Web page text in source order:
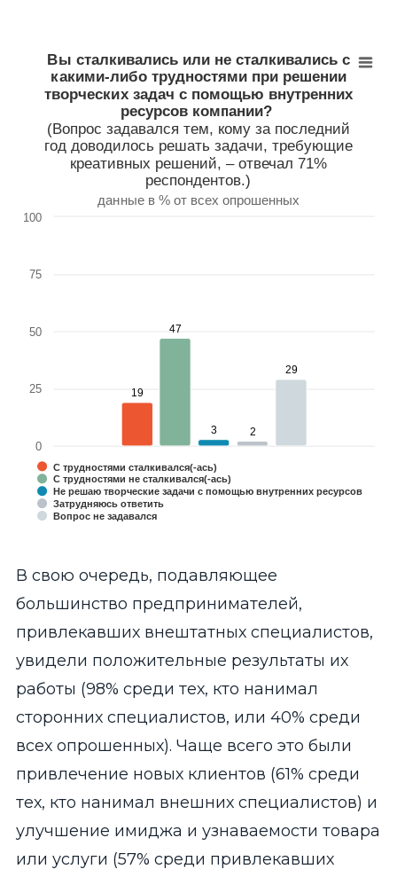
данные в % от всех опрошенных
View as data table, Вы сталкивались или не
The chart has 1 X axis displaying categories.
The chart has 1 Y axis displaying values. Range: 0 to 100.
Вы сталкивались или не сталкивались с
какими-либо трудностями при решении
творческих задач с помощью внутренних
ресурсов компании?
(Вопрос задавался тем, кому за последний
год доводилось решать задачи, требующие
креативных решений, – отвечал 71%
респондентов.)
данные в % от всех опрошенных
19
19
47
47
3
3 2
2
29
29
С трудностями сталкивался(-ась)
С трудностями не сталкивался(-ась)
Не решаю творческие задачи с помощью внутренних ресурсов
Затрудняюсь ответить
Вопрос не задавался
0
25
50
75
100
В свою очередь, подавляющее
большинство предпринимателей,
привлекавших внештатных специалистов,
увидели положительные результаты их
работы (98% среди тех, кто нанимал
сторонних специалистов, или 40% среди
всех опрошенных). Чаще всего это были
привлечение новых клиентов (61% среди
тех, кто нанимал внешних специалистов) и
улучшение имиджа и узнаваемости товара
или услуги (57% среди привлекавших